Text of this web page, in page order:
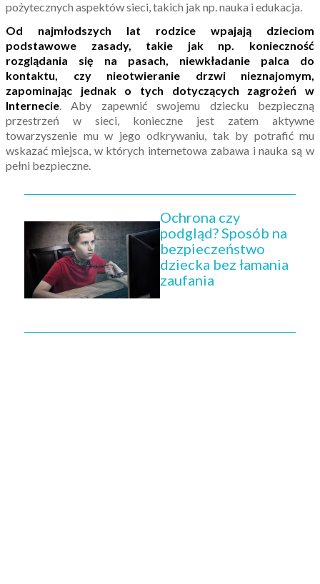
pożytecznych aspektów sieci, takich jak np. nauka i edukacja.
Od najmłodszych lat rodzice wpajają dzieciom
podstawowe zasady, takie jak np. konieczność
rozglądania się na pasach, niewkładanie palca do
kontaktu, czy nieotwieranie drzwi nieznajomym,
zapominając jednak o tych dotyczących zagrożeń w
Internecie. Aby zapewnić swojemu dziecku bezpieczną
przestrzeń w sieci, konieczne jest zatem aktywne
towarzyszenie mu w jego odkrywaniu, tak by potrafić mu
wskazać miejsca, w których internetowa zabawa i nauka są w
pełni bezpieczne.
Ochrona czy
podgląd? Sposób na
bezpieczeństwo
dziecka bez łamania
zaufania